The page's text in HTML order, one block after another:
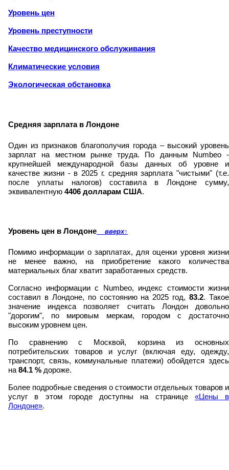
Уровень цен
Уровень преступности
Качество медицинского обслуживания
Климатические условия
Экологическая обстановка
Средняя зарплата в Лондоне
Один из признаков благополучия города – высокий уровень
зарплат на местном рынке труда. По данным Numbeo -
крупнейшей международной базы данных об уровне и
качестве жизни - в 2025 г. средняя зарплата "чистыми" (т.е.
после уплаты налогов) составила в Лондоне сумму,
эквивалентную 4406 долларам США.
Уровень цен в Лондоне вверх↑
Помимо информации о зарплатах, для оценки уровня жизни
не менее важно, на приобретение какого количества
материальных благ хватит заработанных средств.
Согласно информации с Numbeo, индекс стоимости жизни
составил в Лондоне, по состоянию на 2025 год,83.2. Такое
значение индекса позволяет считать Лондон довольно
"дорогим", по мировым меркам, городом с достаточно
высоким уровнем цен.
По сравнению с Москвой, корзина из основных
потребительских товаров и услуг (включая еду, одежду,
транспорт, связь, коммунальные платежи) обойдется здесь
на84.1 % дороже.
Более подробные сведения о стоимости отдельных товаров и
услуг в этом городе доступны на странице «Цены в
Лондоне».